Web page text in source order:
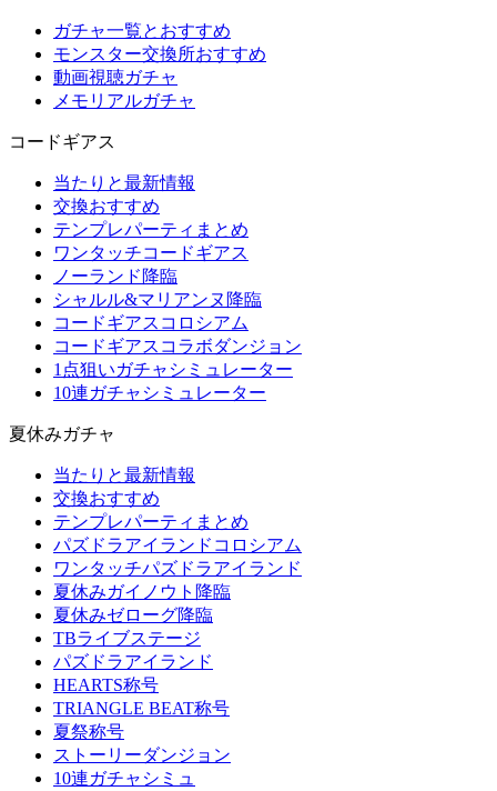
ガチャ一覧とおすすめ
モンスター交換所おすすめ
動画視聴ガチャ
メモリアルガチャ
コードギアス
当たりと最新情報
交換おすすめ
テンプレパーティまとめ
ワンタッチコードギアス
ノーランド降臨
シャルル&マリアンヌ降臨
コードギアスコロシアム
コードギアスコラボダンジョン
1点狙いガチャシミュレーター
10連ガチャシミュレーター
夏休みガチャ
当たりと最新情報
交換おすすめ
テンプレパーティまとめ
パズドラアイランドコロシアム
ワンタッチパズドラアイランド
夏休みガイノウト降臨
夏休みゼローグ降臨
TBライブステージ
パズドラアイランド
HEARTS称号
TRIANGLE BEAT称号
夏祭称号
ストーリーダンジョン
10連ガチャシミュ